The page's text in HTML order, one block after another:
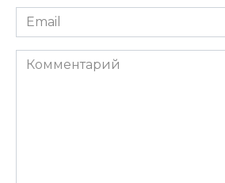
Email
*
Комментарий